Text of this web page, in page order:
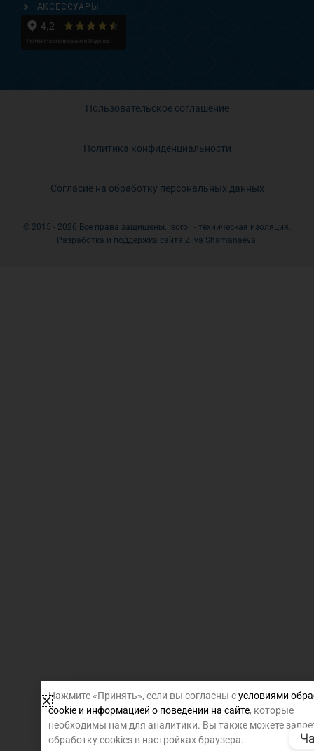
АКСЕССУАРЫ
Пользовательское соглашение
Политика конфиденциальности
Согласие на обработку персональных данных
© 2015 - 2026 Все права защищены. Isoroll - техническая изоляция.
Разработка и поддержка сайта Zilya Shamanaeva.
Нажмите «Принять», если вы согласны сусловиями
cookie и информацией о поведении на сайте, которые
необходимы нам для аналитики. Вы также можете
обработку cookies в настройках браузера.